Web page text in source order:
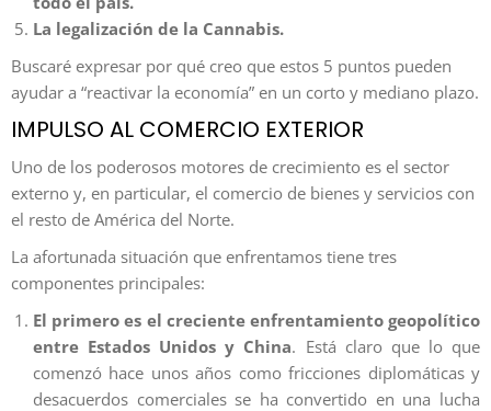
La legalización de la Cannabis.
Buscaré expresar por qué creo que estos 5 puntos pueden
ayudar a “reactivar la economía” en un corto y mediano plazo.
IMPULSO AL COMERCIO EXTERIOR
Uno de los poderosos motores de crecimiento es el sector
externo y, en particular, el comercio de bienes y servicios con
el resto de América del Norte.
La afortunada situación que enfrentamos tiene tres
componentes principales:
El primero es el creciente enfrentamiento geopolítico
entre Estados Unidos y China. Está claro que lo que
comenzó hace unos años como fricciones diplomáticas y
desacuerdos comerciales se ha convertido en una lucha